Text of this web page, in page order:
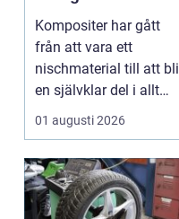
högpresterande
produkt
Kompositer har gått
från att vara ett
nischmaterial till att bli
en självklar del i allt
från vindkr...
01 augusti 2026